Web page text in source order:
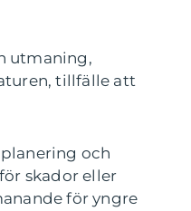
utmaning,
tillfälle att
och
skador eller
för yngre